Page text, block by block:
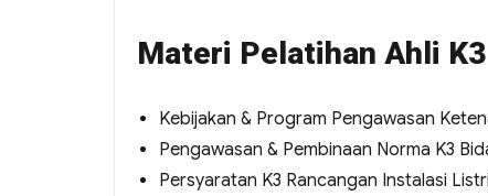
Materi Pelatihan Ahli
Kebijakan & Program Pengawasan
Pengawasan & Pembinaan Norma K3
Persyaratan K3 Rancangan Instalasi